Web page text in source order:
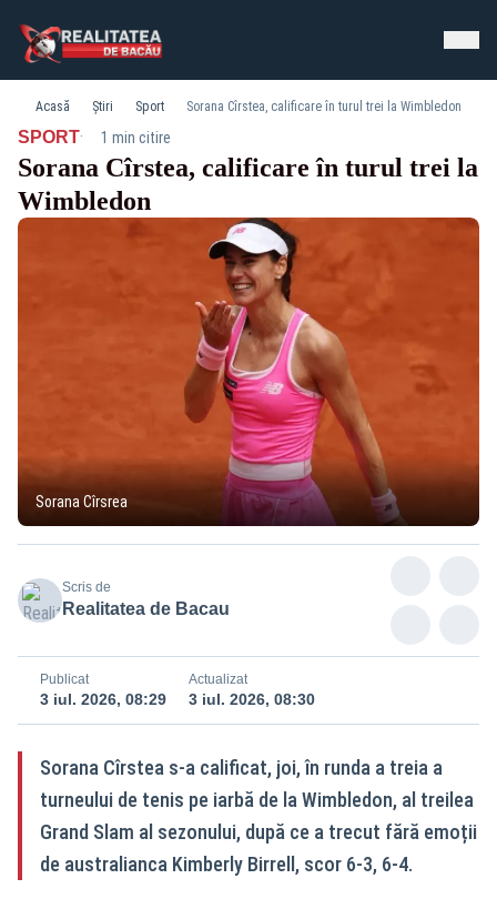
Acasă Știri Sport Sorana Cîrstea, calificare în turul trei la Wimbledon
SPORT· 1 min citire
Sorana Cîrstea, calificare în turul trei la
Wimbledon
Sorana Cîrsrea
Scris de
Realitatea de Bacau
Publicat
3 iul. 2026, 08:29
Actualizat
3 iul. 2026, 08:30
Sorana Cîrstea s-a calificat, joi, în runda a treia a
turneului de tenis pe iarbă de la Wimbledon, al treilea
Grand Slam al sezonului, după ce a trecut fără emoții
de australianca Kimberly Birrell, scor 6-3, 6-4.